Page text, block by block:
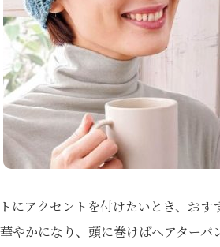
にアクセントを付けたいとき、お
やかになり、頭に巻けばヘアター